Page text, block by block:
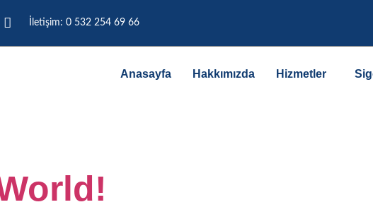
İletişim: 0 532 254 69 66
Anasayfa Hakkımızda Hizmetler